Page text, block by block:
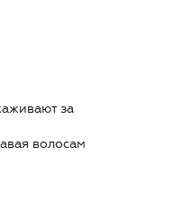
за
волосам